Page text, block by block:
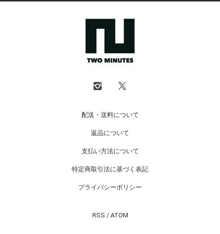
配送・送料について
返品について
支払い方法について
特定商取引法に基づく表記
プライバシーポリシー
RSS / ATOM